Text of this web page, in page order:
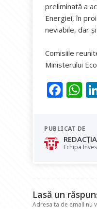
preliminată a
Energiei, în
neviabile, dar
Comisiile
Ministerului
F
e
b
o
W
at
s
A
PUBLICAT DE
REDACȚIA
Echipa
Lasă un
Adresa ta de email nu